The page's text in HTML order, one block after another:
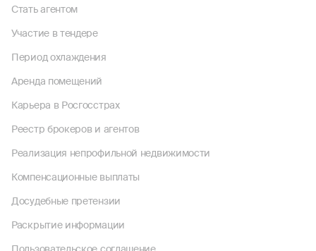
Стать агентом
Участие в тендере
Период охлаждения
Аренда помещений
Карьера в Росгосстрах
Реестр брокеров и агентов
Реализация непрофильной недвижимости
Компенсационные выплаты
Досудебные претензии
Раскрытие информации